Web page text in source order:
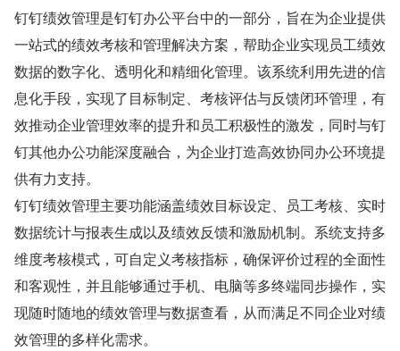
钉钉绩效管理是钉钉办公平台中的一部分，旨在为企业提供
一站式的绩效考核和管理解决方案，帮助企业实现员工绩效
数据的数字化、透明化和精细化管理。该系统利用先进的信
息化手段，实现了目标制定、考核评估与反馈闭环管理，有
效推动企业管理效率的提升和员工积极性的激发，同时与钉
钉其他办公功能深度融合，为企业打造高效协同办公环境提
供有力支持。
钉钉绩效管理主要功能涵盖绩效目标设定、员工考核、实时
数据统计与报表生成以及绩效反馈和激励机制。系统支持多
维度考核模式，可自定义考核指标，确保评价过程的全面性
和客观性，并且能够通过手机、电脑等多终端同步操作，实
现随时随地的绩效管理与数据查看，从而满足不同企业对绩
效管理的多样化需求。